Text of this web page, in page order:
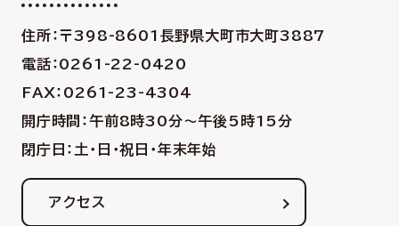
住所：〒398-8601 長野県大町市大町3887
電話：0261-22-0420
FAX：0261-23-4304
開庁時間：午前8時30分〜午後5時15分
閉庁日：土・日・祝日・年末年始
アクセス